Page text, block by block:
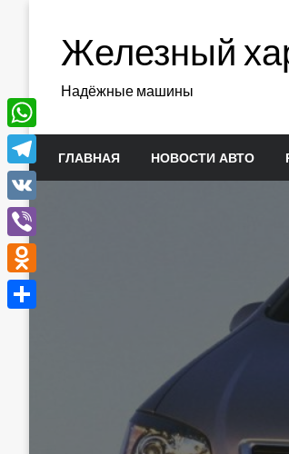
содержимомуЖелезный
Надёжные машины
ГЛАВНАЯ НОВОСТИ АВТО
WhatsApp
Telegram
VK
Viber
Odnoklassniki